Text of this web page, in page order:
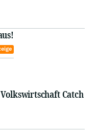
Catch